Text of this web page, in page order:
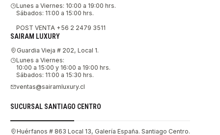
Lunes a Viernes: 10:00 a 19:00 hrs.
Sábados: 11:00 a 15:00 hrs.
POST VENTA +56 2 2479 3511
SAIRAM LUXURY
Guardia Vieja # 202, Local 1.
Lunes a Viernes:
10:00 a 15:00 y 16:00 a 19:00 hrs.
Sábados: 11:00 a 15:30 hrs.
ventas@sairamluxury.cl
SUCURSAL SANTIAGO CENTRO
Huérfanos # 863 Local 13, Galería España. Santiago Centro.